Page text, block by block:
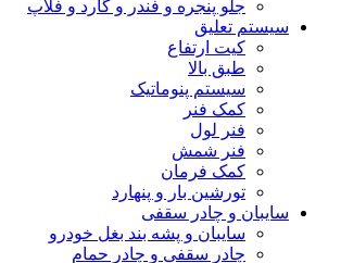
جلو پنجره و فندر و گارد و فلاپ
سیستم تعلیق
کیت ارتفاع
طبق بالا
سیستم پنوماتیک
کمک فنر
فنر لول
فنر شمش
کمک فرمان
تورشین بار و پنهارد
سایبان و چادر سقفی
سایبان و پشه بند بغل خودرو
چادر سقفی و چادر حمام